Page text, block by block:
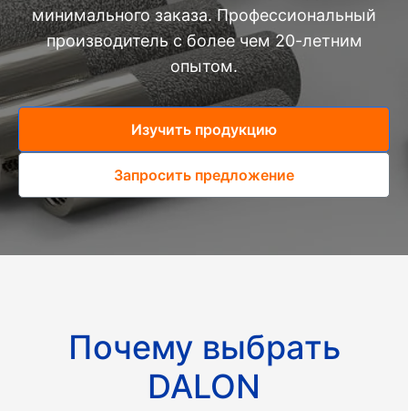
минимального заказа. Профессиональный
производитель с более чем 20-летним
опытом.
Изучить продукцию
Запросить предложение
Почему выбрать
DALON